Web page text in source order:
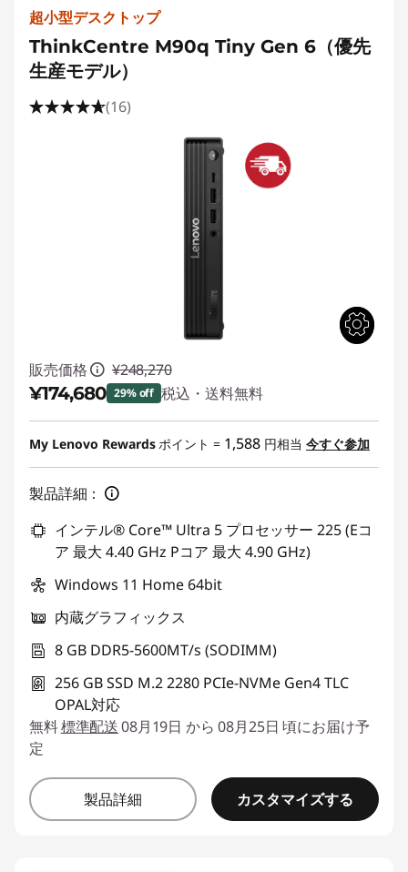
超小型デスクトップ
ThinkCentre M90q Tiny Gen 6（優先
生産モデル）
(16)
販売価格 ¥248,270
¥174,680 29% off 税込・送料無料
特別割引 :-¥73,590
My Lenovo Rewardsポイント = 1,588 円相当 今すぐ参加
製品詳細：
インテル® Core™ Ultra 5 プロセッサー 225 (Eコ
ア 最大 4.40 GHz Pコア 最大 4.90 GHz)
Windows 11 Home 64bit
内蔵グラフィックス
8 GB DDR5-5600MT/s (SODIMM)
256 GB SSD M.2 2280 PCIe-NVMe Gen4 TLC
OPAL対応
無料標準配送08月19日 から 08月25日 頃にお届け予
定
製品詳細 カスタマイズする